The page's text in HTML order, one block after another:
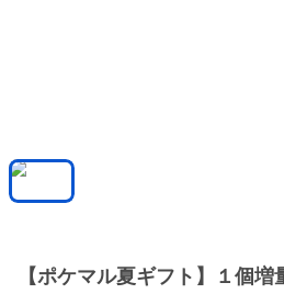
【ポケマル夏ギフト】１個増